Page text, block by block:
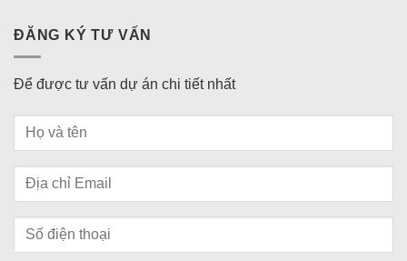
ĐĂNG KÝ TƯ VẤN
Để được tư vấn dự án chi tiết nhất